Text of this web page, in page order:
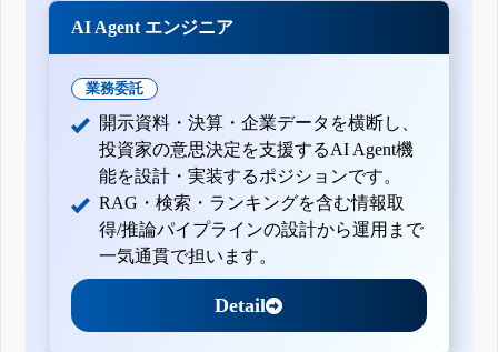
AI Agent エンジニア
業務委託
開示資料・決算・企業データを横断し、
投資家の意思決定を支援するAI Agent機
能を設計・実装するポジションです。
RAG・検索・ランキングを含む情報取
得/推論パイプラインの設計から運用まで
一気通貫で担います。
Detail